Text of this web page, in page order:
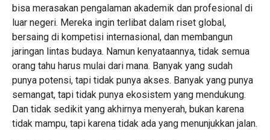
bisa merasakan pengalaman akademik dan profesional di
luar negeri. Mereka ingin terlibat dalam riset global,
bersaing di kompetisi internasional, dan membangun
jaringan lintas budaya. Namun kenyataannya, tidak semua
orang tahu harus mulai dari mana. Banyak yang sudah
punya potensi, tapi tidak punya akses. Banyak yang punya
semangat, tapi tidak punya ekosistem yang mendukung.
Dan tidak sedikit yang akhirnya menyerah, bukan karena
tidak mampu, tapi karena tidak ada yang menunjukkan jalan.